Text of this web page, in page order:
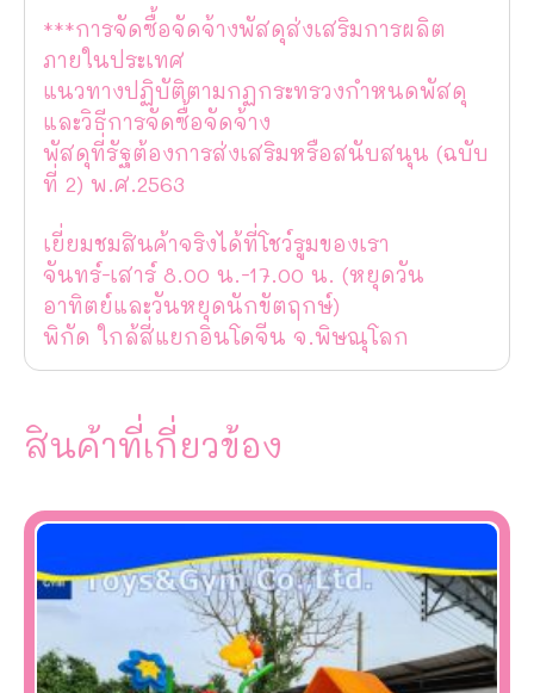
***การจัดซื้อจัดจ้างพัสดุส่งเสริมการผลิต
ภายในประเทศ
แนวทางปฏิบัติตามกฏกระทรวงกำหนดพัสดุ
และวิธีการจัดซื้อจัดจ้าง
พัสดุที่รัฐต้องการส่งเสริมหรือสนับสนุน (ฉบับ
ที่ 2) พ.ศ.2563
เยี่ยมชมสินค้าจริงได้ที่โชว์รูมของเรา
จันทร์-เสาร์ 8.00 น.-17.00 น. (หยุดวัน
อาทิตย์และวันหยุดนักขัตฤกษ์)
พิกัด ใกล้สี่แยกอินโดจีน จ.พิษณุโลก
สินค้าที่เกี่ยวข้อง